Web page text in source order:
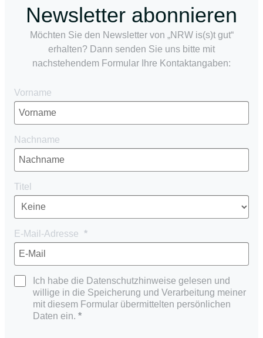
Newsletter abonnieren
Möchten Sie den Newsletter von „NRW is(s)t gut“
erhalten? Dann senden Sie uns bitte mit
nachstehendem Formular Ihre Kontaktangaben:
Vorname
Nachname
Titel
E-Mail-Adresse
Ich habe die Datenschutzhinweise gelesen und
willige in die Speicherung und Verarbeitung meiner
mit diesem Formular übermittelten persönlichen
Daten ein.